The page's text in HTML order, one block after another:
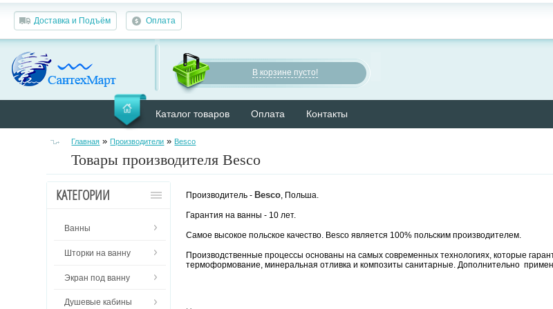
Доставка и Подъём Оплата
В корзине пусто!
Каталог товаров Оплата Контакты
Главная »Производители » Besco
Товары производителя Besco
КАТЕГОРИИ
Ванны
Шторки на ванну
Экран под ванну
Душевые кабины
Производитель - Besco, Польша.
Гарантия на ванны - 10 лет.
Самое высокое польское качество. Besco является 100% польским производителем.
Производственные процессы основаны на самых современных технологиях, которые
термоформование, минеральная отливка и композиты санитарные. Дополнительно